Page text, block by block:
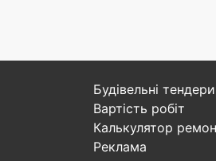
Будівельні тендери
Вартість робіт
Калькулятор
Реклама